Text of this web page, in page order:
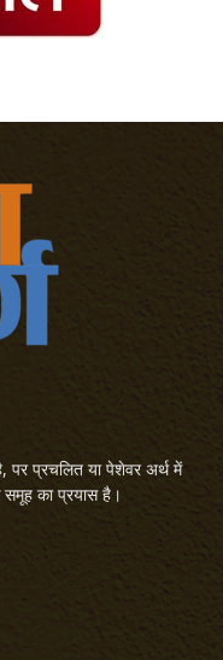
प्रचलित या पेशेवर अर्थ में
समूह का प्रयास है।